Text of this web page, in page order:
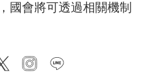
國會將可透過相關機制
twitter instagram